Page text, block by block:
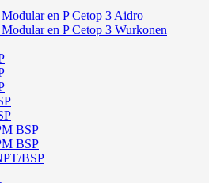
en P Cetop 3 Aidro
en P Cetop 3 Wurkonen
BSP
BSP
BSP